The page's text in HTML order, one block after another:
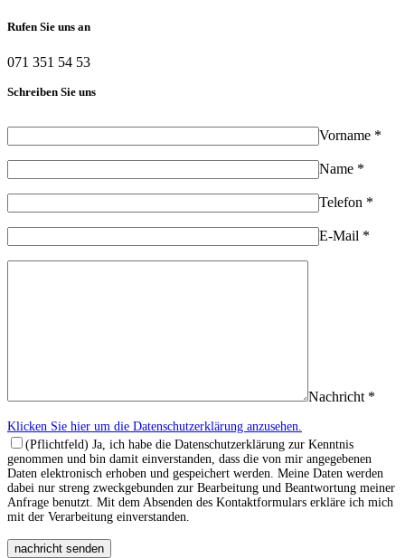
Rufen Sie uns an
071 351 54 53
Schreiben Sie uns
Vorname *
Name *
Telefon *
E-Mail *
Nachricht *
Klicken Sie hier um die Datenschutzerklärung anzusehen.
(Pflichtfeld) Ja, ich habe die Datenschutzerklärung zur Kenntnis
genommen und bin damit einverstanden, dass die von mir angegebenen
Daten elektronisch erhoben und gespeichert werden. Meine Daten werden
dabei nur streng zweckgebunden zur Bearbeitung und Beantwortung meiner
Anfrage benutzt. Mit dem Absenden des Kontaktformulars erkläre ich mich
mit der Verarbeitung einverstanden.